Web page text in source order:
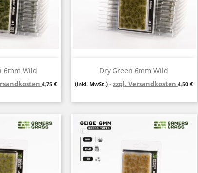
6mm Wild
Preis
4,75 €
Dry Green 6mm Wild
(inkl. MwSt.) zzgl. Versandkosten Preis
4,50 €
Vorschau